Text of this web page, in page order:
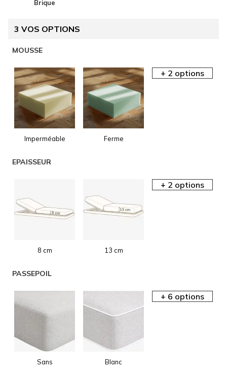
Brique
3 VOS OPTIONS
MOUSSE
Imperméable Ferme
EPAISSEUR
8 cm 13 cm
PASSEPOIL
Sans Blanc